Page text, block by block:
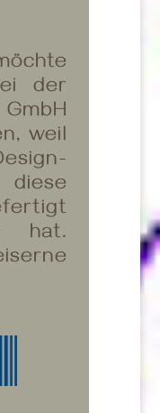
der
weil
hat.